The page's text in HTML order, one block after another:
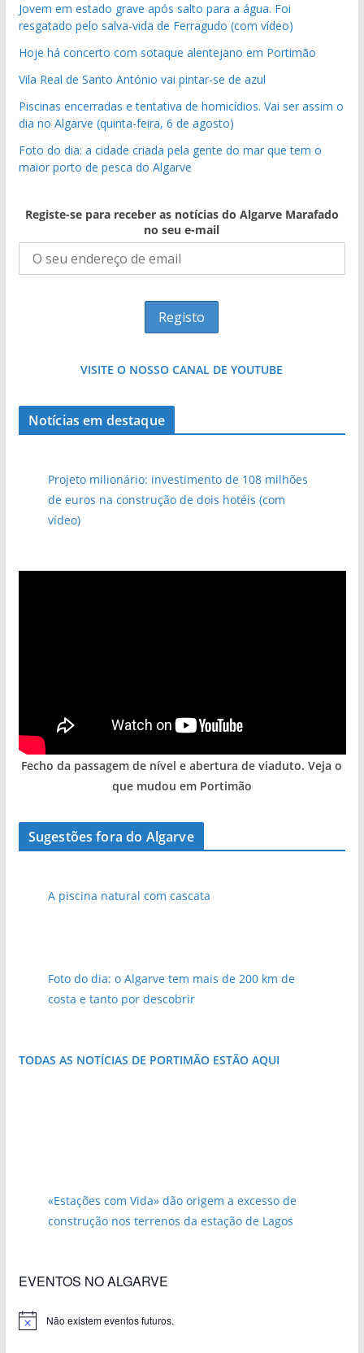
Jovem em estado grave após salto para a água. Foi
resgatado pelo salva-vida de Ferragudo (com vídeo)
Hoje há concerto com sotaque alentejano em Portimão
Vila Real de Santo António vai pintar-se de azul
Piscinas encerradas e tentativa de homicídios. Vai ser assim o
dia no Algarve (quinta-feira, 6 de agosto)
Foto do dia: a cidade criada pela gente do mar que tem o
maior porto de pesca do Algarve
Registe-se para receber as notícias do Algarve Marafado
no seu e-mail
VISITE O NOSSO CANAL DE YOUTUBE
Notícias em destaque
Projeto milionário: investimento de 108 milhões
de euros na construção de dois hotéis (com
vídeo)
Fecho da passagem de nível e abertura de viaduto. Veja o
que mudou em Portimão
Sugestões fora do Algarve
A piscina natural com cascata
Foto do dia: o Algarve tem mais de 200 km de
costa e tanto por descobrir
TODAS AS NOTÍCIAS DE PORTIMÃO ESTÃO AQUI
«Estações com Vida» dão origem a excesso de
construção nos terrenos da estação de Lagos
EVENTOS NO ALGARVE
Não existem eventos futuros.